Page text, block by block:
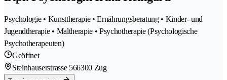
Psychologie • Kunsttherapie • Ernährungsberatung • Kinder- und
Jugendtherapie • Maltherapie • Psychotherapie (Psychologische
Psychotherapeuten)
Geöffnet
Steinhauserstrasse 566300 Zug